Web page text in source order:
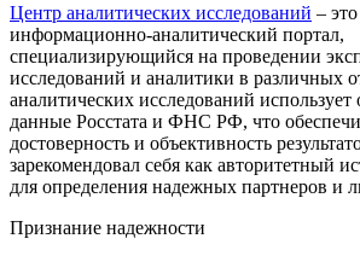
Центр аналитических исследований –
информационно-аналитический портал,
специализирующийся на проведении
исследований и аналитики в различных
аналитических исследований
данные Росстата и ФНС РФ, что
достоверность и объективность
зарекомендовал себя как авторитетный
для определения надежных партнеров и
Признание надежности